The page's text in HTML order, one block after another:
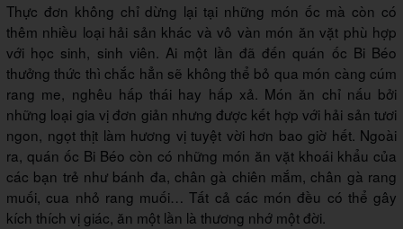
Thực đơn không chỉ dừng lại tại những món ốc mà còn có
thêm nhiều loại hải sản khác và vô vàn món ăn vặt phù hợp
với học sinh, sinh viên. Ai một lần đã đến quán ốc Bi Béo
thưởng thức thì chắc hẳn sẽ không thể bỏ qua món càng cúm
rang me, nghêu hấp thái hay hấp xả. Món ăn chỉ nấu bởi
những loại gia vị đơn giản nhưng được kết hợp với hải sản tươi
ngon, ngọt thịt làm hương vị tuyệt vời hơn bao giờ hết. Ngoài
ra, quán ốc Bi Béo còn có những món ăn vặt khoái khẩu của
các bạn trẻ như bánh đa, chân gà chiên mắm, chân gà rang
muối, cua nhỏ rang muối… Tất cả các món đều có thể gây
kích thích vị giác, ăn một lần là thương nhớ một đời.